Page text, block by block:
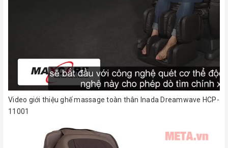
Video giới thiệu ghế massage toàn thân Inada Dreamwave HCP-
11001